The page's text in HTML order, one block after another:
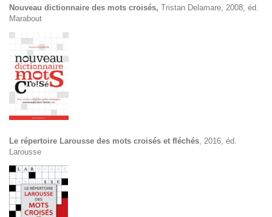
Nouveau dictionnaire des mots croisés, Tristan Delamare, 2008, éd.
Marabout
Le répertoire Larousse des mots croisés et fléchés, 2016, éd.
Larousse